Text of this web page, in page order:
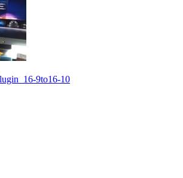
9to16-10